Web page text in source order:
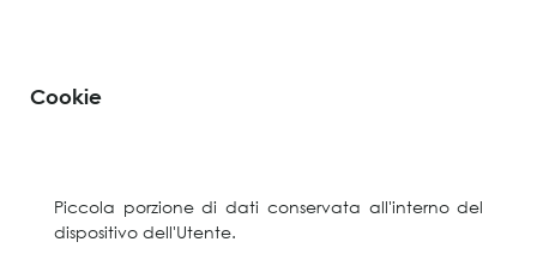
Cookie
Piccola porzione di dati conservata all'interno del
dispositivo dell'Utente.